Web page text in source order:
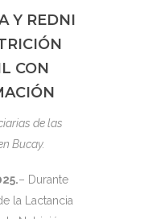
Y REDNI
CON
de las
Bucay.
– Durante
la Lactancia